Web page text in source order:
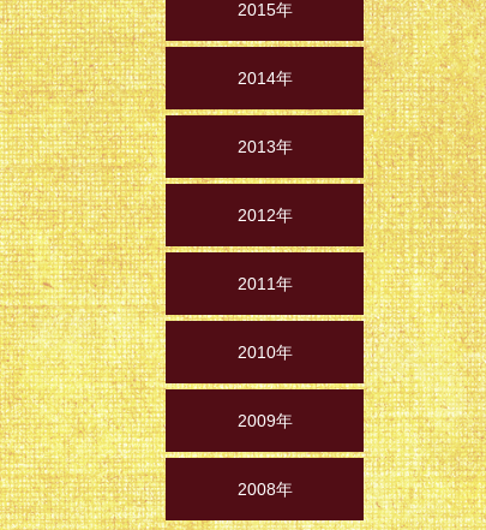
2015年
2014年
2013年
2012年
2011年
2010年
2009年
2008年